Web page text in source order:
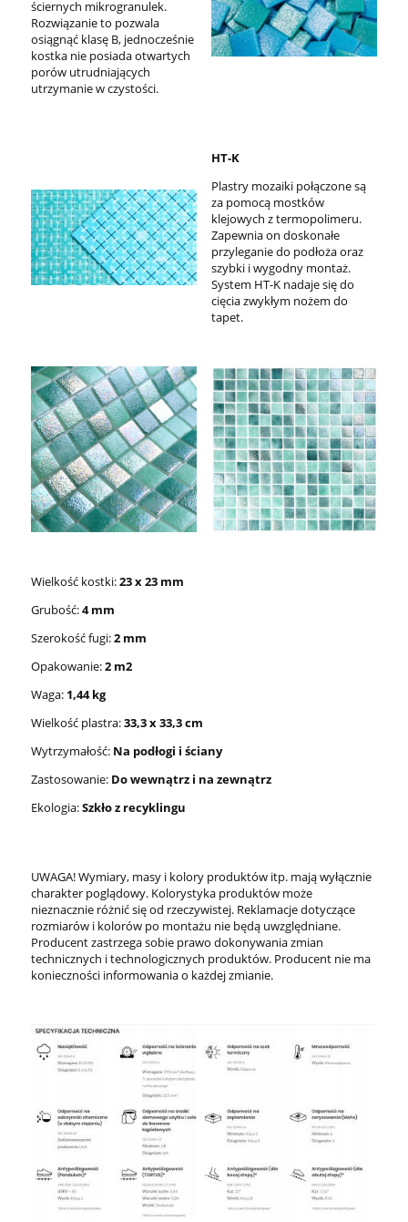
ściernych mikrogranulek.
Rozwiązanie to pozwala
osiągnąć klasę B, jednocześnie
kostka nie posiada otwartych
porów utrudniających
utrzymanie w czystości.
HT-K
Plastry mozaiki połączone są
za pomocą mostków
klejowych z termopolimeru.
Zapewnia on doskonałe
przyleganie do podłoża oraz
szybki i wygodny montaż.
System HT-K nadaje się do
cięcia zwykłym nożem do
tapet.
Wielkość kostki:23 x 23 mm
Grubość:4 mm
Szerokość fugi:2 mm
Opakowanie:2 m2
Waga: 1,44 kg
Wielkość plastra:33,3 x 33,3 cm
Wytrzymałość: Na podłogi i ściany
Zastosowanie: Do wewnątrz i na zewnątrz
Ekologia:Szkło z recyklingu
UWAGA! Wymiary, masy i kolory produktów itp. mają wyłącznie
charakter poglądowy. Kolorystyka produktów może
nieznacznie różnić się od rzeczywistej. Reklamacje dotyczące
rozmiarów i kolorów po montażu nie będą uwzględniane.
Producent zastrzega sobie prawo dokonywania zmian
technicznych i technologicznych produktów. Producent nie ma
konieczności informowania o każdej zmianie.